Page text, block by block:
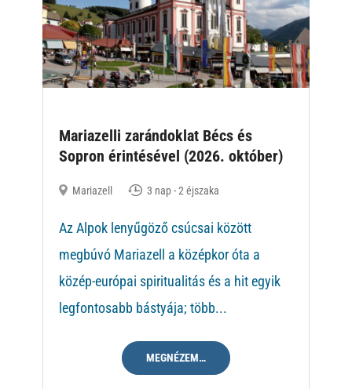
Mariazelli zarándoklat Bécs és
Sopron érintésével (2026. október)
Mariazell 3 nap - 2 éjszaka
Az Alpok lenyűgöző csúcsai között
megbúvó Mariazell a középkor óta a
közép-európai spiritualitás és a hit egyik
legfontosabb bástyája; több...
MEGNÉZEM…